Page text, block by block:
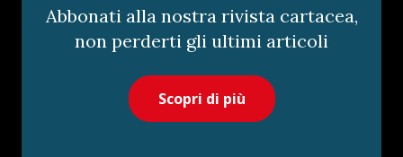
Abbonati alla nostra rivista cartacea,
non perderti gli ultimi articoli
Scopri di più